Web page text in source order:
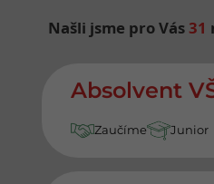
Našli jsme pro Vás31
Nejnovější
Absolvent
Zaučíme Junior